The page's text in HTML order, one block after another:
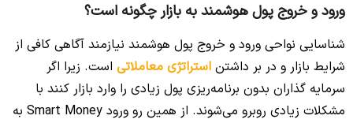
ورود و خروج پول هوشمند به بازار چگونه است؟
شناسایی نواحی ورود و خروج پول هوشمند نیازمند آگاهی کافی از
شرایط بازار و در بر داشتن استراتژی معاملاتی است. زیرا اگر
سرمایه گذاران بدون برنامه‌ریزی پول زیادی را وارد بازار کنند با
مشکلات زیادی روبرو می‌شوند. از همین رو ورود Smart Money به